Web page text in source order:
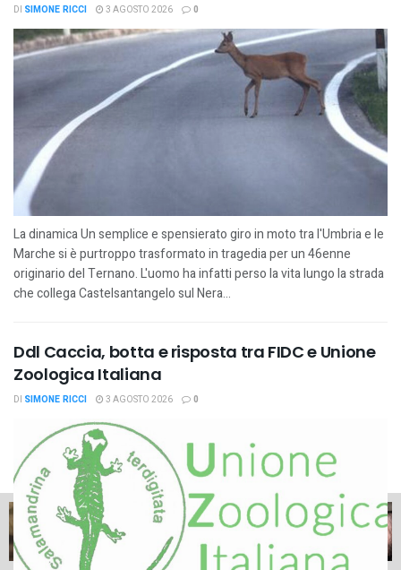
DI SIMONE RICCI 3 AGOSTO 2026 0
La dinamica Un semplice e spensierato giro in moto tra l'Umbria e le
Marche si è purtroppo trasformato in tragedia per un 46enne
originario del Ternano. L'uomo ha infatti perso la vita lungo la strada
che collega Castelsantangelo sul Nera...
Ddl Caccia, botta e risposta tra FIDC e Unione
Zoologica Italiana
DI SIMONE RICCI 3 AGOSTO 2026 0